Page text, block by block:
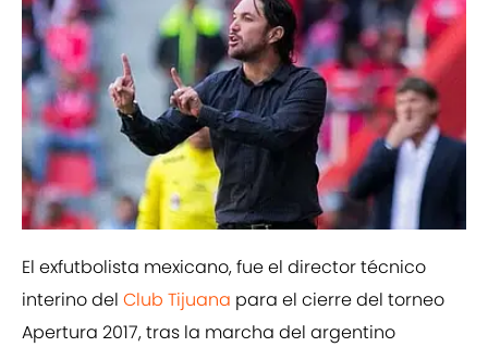
El exfutbolista mexicano, fue el director técnico
interino del Club Tijuana para el cierre del torneo
Apertura 2017, tras la marcha del argentino